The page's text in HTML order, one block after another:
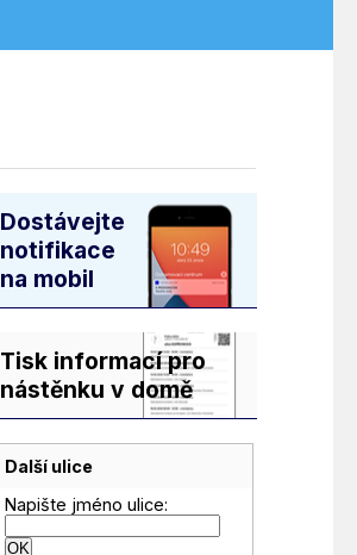
Dostávejte
notifikace
na mobil
Tisk informací pro
nástěnku v domě
Další ulice
Napište jméno ulice: